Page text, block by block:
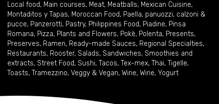
Local food, Main courses, Meat, Meatballs, Mexican Cuisine,
Montaditos y Tapas, Moroccan Food, Paella, panuozzi, calzoni &
pucce, Panzerotti, Pastry, Philippines Food, Piadine, Pinsa
Romana, Pizza, Plants and Flowers, Pokè, Polenta, Presents,
Preserves, Ramen, Ready-made Sauces, Regional Specialties,
Restaurants, Rooster, Salads, Sandwiches, Smoothies and
extracts, Street Food, Sushi, Tacos, Tex-mex, Thai, Tigelle,
Toasts, Tramezzino, Veggy & Vegan, Wine, Wine, Yogurt